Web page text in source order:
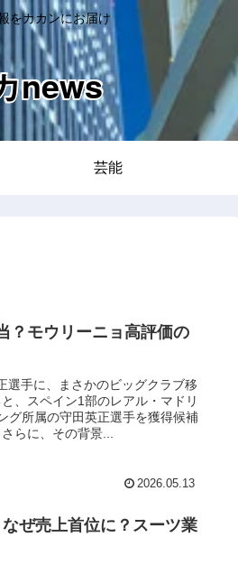
をカカンにお届け
news
芸能
？モウリーニョ高評価の
選手に、まさかのビッグクラブ移
、スペイン1部のレアル・マドリ
グ所属の守田英正選手を獲得候補
らに、その背景...
2026.05.13
ぜ売上首位に？スーツ業